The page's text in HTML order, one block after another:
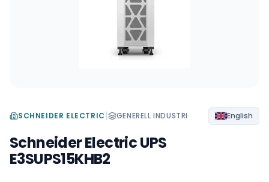
SCHNEIDER ELECTRIC | GENERELL INDUSTRI English
Schneider Electric UPS
E3SUPS15KHB2